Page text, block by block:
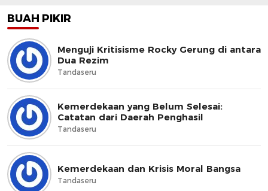
BUAH PIKIR
Menguji Kritisisme Rocky Gerung di antara
Dua Rezim
Tandaseru
Kemerdekaan yang Belum Selesai:
Catatan dari Daerah Penghasil
Tandaseru
Kemerdekaan dan Krisis Moral Bangsa
Tandaseru